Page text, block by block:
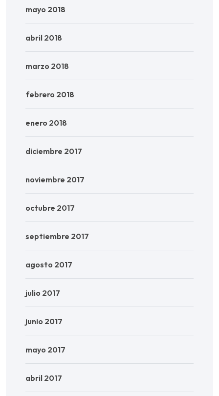
mayo 2018
abril 2018
marzo 2018
febrero 2018
enero 2018
diciembre 2017
noviembre 2017
octubre 2017
septiembre 2017
agosto 2017
julio 2017
junio 2017
mayo 2017
abril 2017